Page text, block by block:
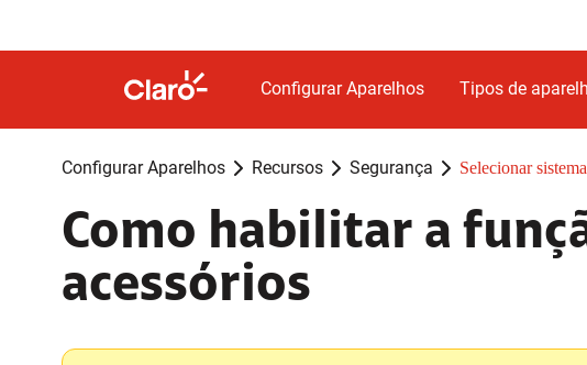
Configurar Aparelhos Tipos de
Configurar Aparelhos Recursos Segurança Selecionar
Como habilitar a
acessórios